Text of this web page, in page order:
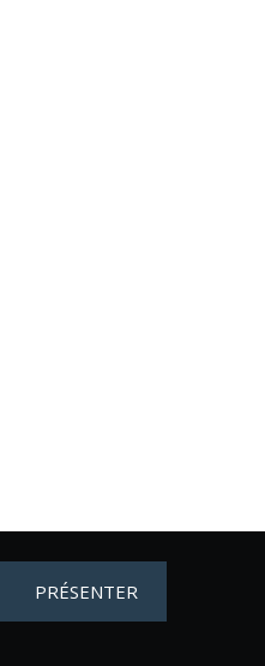
PRÉSENTER